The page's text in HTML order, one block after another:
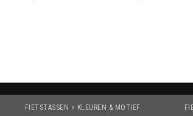
FIETSTASSEN > KLEUREN & MOTIEF